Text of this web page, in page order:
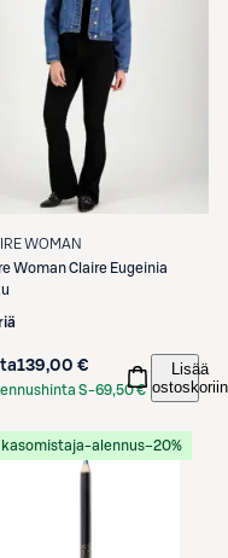
WOMAN
WomanClaire Eugeinia
139,00 €
S-69,50 €
Lisää
ostoskoriin
alennus−20%